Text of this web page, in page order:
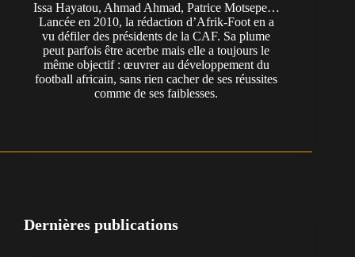
Issa Hayatou, Ahmad Ahmad, Patrice Motsepe…
Lancée en 2010, la rédaction d’Afrik-Foot en a
vu défiler des présidents de la CAF. Sa plume
peut parfois être acerbe mais elle a toujours le
même objectif : œuvrer au développement du
football africain, sans rien cacher de ses réussites
comme de ses faiblesses.
Dernières publications